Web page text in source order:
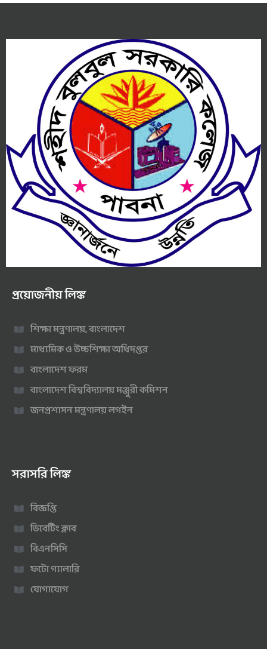
প্রয়োজনীয় লিঙ্ক
শিক্ষা মন্ত্রণালয়, বাংলাদেশ
মাধ্যমিক ও উচ্চশিক্ষা অধিদপ্তর
বাংলাদেশ ফরম
বাংলাদেশ বিশ্ববিদ্যালয় মঞ্জুরী কমিশন
জনপ্রশাসন মন্ত্রণালয় লগইন
সরাসরি লিঙ্ক
বিজ্ঞপ্তি
ডিবেটিং ক্লাব
বিএনসিসি
ফটো গ্যালারি
যোগাযোগ